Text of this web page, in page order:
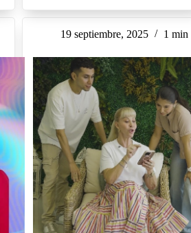
19 septiembre, 2025 1 min